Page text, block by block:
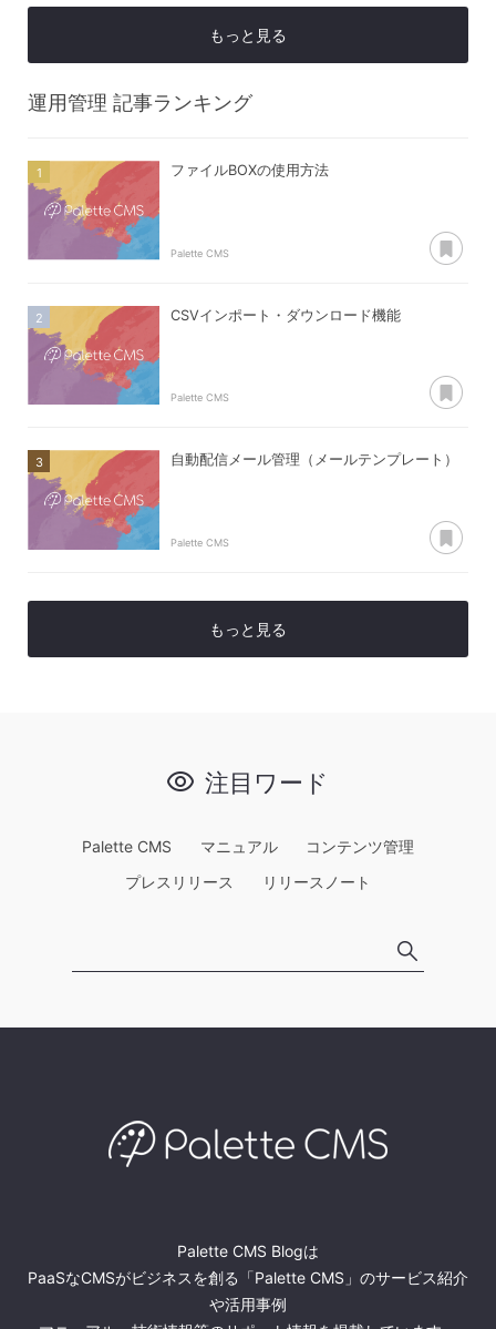
もっと見る
運用管理 記事ランキング
ファイルBOXの使用方法
Palette CMS
CSVインポート・ダウンロード機能
Palette CMS
自動配信メール管理（メールテンプレート）
Palette CMS
もっと見る
注目ワード
Palette CMS マニュアル
コンテンツ管理
プレスリリース
リリースノート
Palette CMS Blogは
PaaSなCMSがビジネスを創る「Palette CMS」のサービス紹介
や活用事例